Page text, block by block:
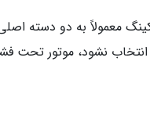
معمولاً به دو دسته
نشود، موتور تحت